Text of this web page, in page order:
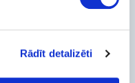
Rādīt detalizēti